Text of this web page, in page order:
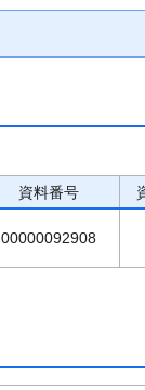
資料番号
00000092908